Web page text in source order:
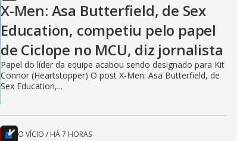
X-Men: Asa Butterfield, de Sex
Education, competiu pelo papel
de Ciclope no MCU, diz jornalista
Papel do líder da equipe acabou sendo designado para Kit
Connor (Heartstopper) O post X-Men: Asa Butterfield, de
Sex Education,...
O VÍCIO / HÁ 7 HORAS